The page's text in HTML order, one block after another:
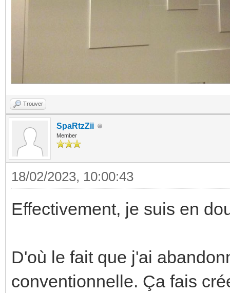
Trouver
SpaRtzZii
Member
18/02/2023, 10:00:43
Effectivement, je suis en
D'où le fait que j'ai
conventionnelle. Ça fais